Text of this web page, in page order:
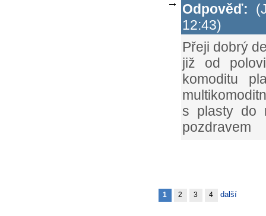
Odpověď:
12:43)
Přeji dobrý
již od
komoditu
s plasty do
pozdravem
1 2 3 4 další